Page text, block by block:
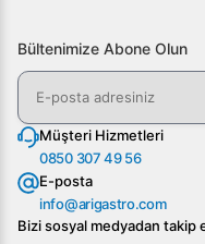
Bültenimize Abone Olun
Müşteri Hizmetleri
0850 307 49 56
E-posta
info@arigastro.com
Bizi sosyal medyadan takip